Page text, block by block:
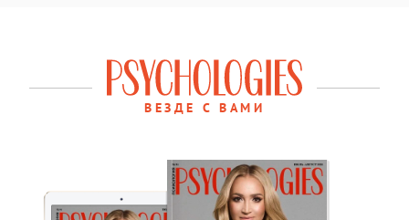
ВЕЗДЕ С ВАМИ